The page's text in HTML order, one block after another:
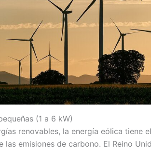
(1 a 6 kW)
renovables, la energía eólica tiene
las emisiones de carbono. El Reino